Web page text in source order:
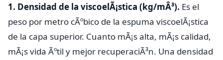
1. Densidad de la viscoelÃ¡stica (kg/mÂ³). Es el
peso por metro cÃºbico de la espuma viscoelÃ¡stica
de la capa superior. Cuanto mÃ¡s alta, mÃ¡s calidad,
mÃ¡s vida Ãºtil y mejor recuperaciÃ³n. Una densidad